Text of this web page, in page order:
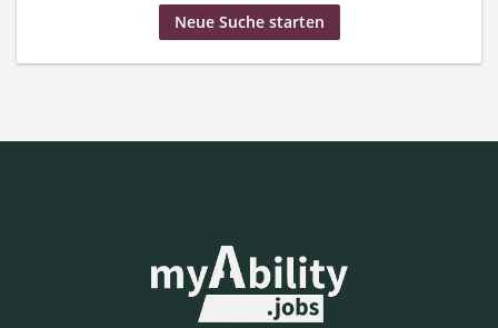
Neue Suche starten